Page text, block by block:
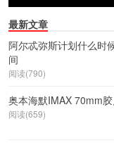
最新文章
阿尔忒弥斯计划什么时
间
阅读(790)
奥本海默IMAX 70mm
阅读(659)